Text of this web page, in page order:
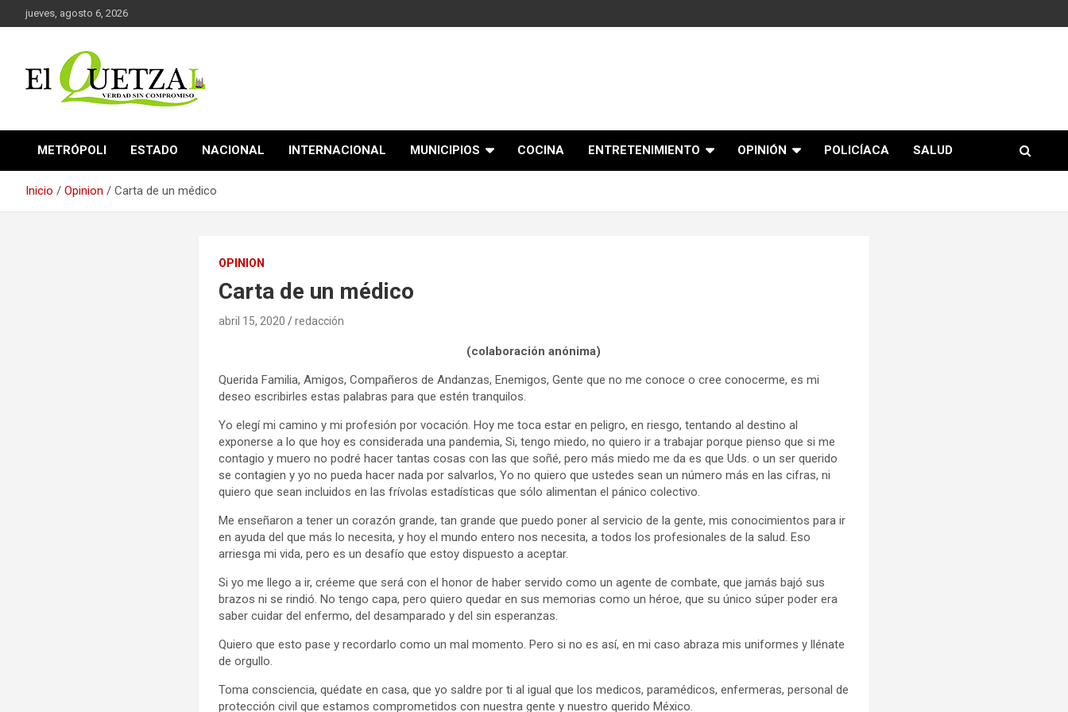
Saltar
al
jueves, agosto 6, 2026
El Quetzal de Cholula
METRÓPOLI ESTADO NACIONAL INTERNACIONAL MUNICIPIOS COCINA ENTRETENIMIENTO OPINIÓN POLICÍACA SALUD
Inicio Opinion Carta de un médico
OPINION
Carta de un médico
abril 15, 2020 redacción
(colaboración anónima)
Querida Familia, Amigos, Compañeros de Andanzas, Enemigos, Gente que no me conoce o cree conocerme, es mi
deseo escribirles estas palabras para que estén tranquilos.
Yo elegí mi camino y mi profesión por vocación. Hoy me toca estar en peligro, en riesgo, tentando al destino al
exponerse a lo que hoy es considerada una pandemia, Si, tengo miedo, no quiero ir a trabajar porque pienso que si me
contagio y muero no podré hacer tantas cosas con las que soñé, pero más miedo me da es que Uds. o un ser querido
se contagien y yo no pueda hacer nada por salvarlos, Yo no quiero que ustedes sean un número más en las cifras, ni
quiero que sean incluidos en las frívolas estadísticas que sólo alimentan el pánico colectivo.
Me enseñaron a tener un corazón grande, tan grande que puedo poner al servicio de la gente, mis conocimientos para ir
en ayuda del que más lo necesita, y hoy el mundo entero nos necesita, a todos los profesionales de la salud. Eso
arriesga mi vida, pero es un desafío que estoy dispuesto a aceptar.
Si yo me llego a ir, créeme que será con el honor de haber servido como un agente de combate, que jamás bajó sus
brazos ni se rindió. No tengo capa, pero quiero quedar en sus memorias como un héroe, que su único súper poder era
saber cuidar del enfermo, del desamparado y del sin esperanzas.
Quiero que esto pase y recordarlo como un mal momento. Pero si no es así, en mi caso abraza mis uniformes y llénate
de orgullo.
Toma consciencia, quédate en casa, que yo saldre por ti al igual que los medicos, paramédicos, enfermeras, personal de
protección civil que estamos comprometidos con nuestra gente y nuestro querido México.